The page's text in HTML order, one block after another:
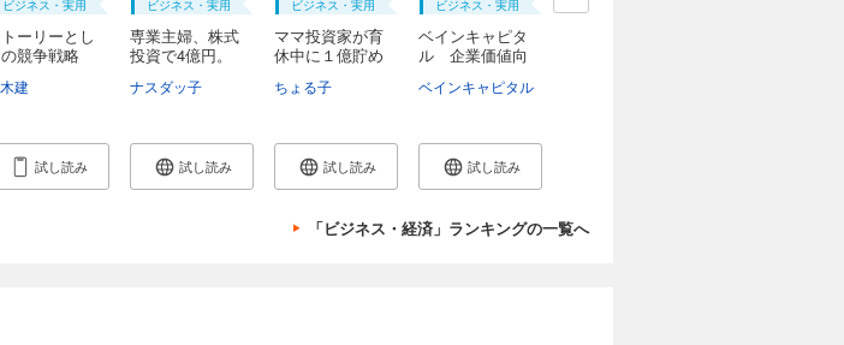
ビジネス・実用
ーリーとし
競争戦略
建
試し読み
ビジネス・実用
専業主婦、株式
投資で4億円。
ナスダッ子
試し読み
ビジネス・実用
ママ投資家が育
休中に１億貯め
ちょる子
試し読み
ビジネス・実用
ベインキャピタ
ル 企業価値向
ベインキャピタル
試し読み
「ビジネス・経済」ランキングの一覧へ